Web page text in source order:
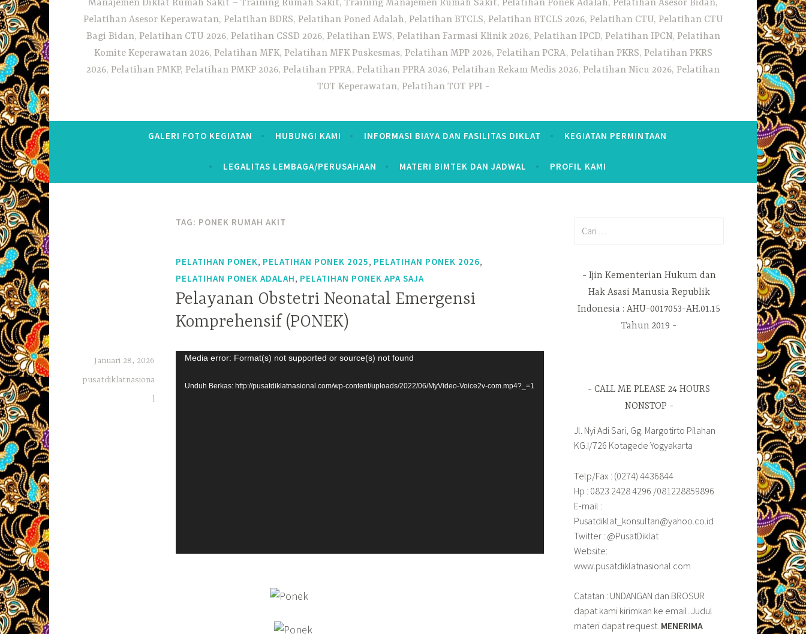
Manajemen Diklat Rumah Sakit – Training Rumah Sakit, Training Manajemen Rumah Sakit, Pelatihan Ponek Adalah, Pelatihan Asesor Bidan,
Pelatihan Asesor Keperawatan, Pelatihan BDRS, Pelatihan Poned Adalah, Pelatihan BTCLS, Pelatihan BTCLS 2026, Pelatihan CTU, Pelatihan CTU
Bagi Bidan, Pelatihan CTU 2026, Pelatihan CSSD 2026, Pelatihan EWS, Pelatihan Farmasi Klinik 2026, Pelatihan IPCD, Pelatihan IPCN, Pelatihan
Komite Keperawatan 2026, Pelatihan MFK, Pelatihan MFK Puskesmas, Pelatihan MPP 2026, Pelatihan PCRA, Pelatihan PKRS, Pelatihan PKRS
2026, Pelatihan PMKP, Pelatihan PMKP 2026, Pelatihan PPRA, Pelatihan PPRA 2026, Pelatihan Rekam Medis 2026, Pelatihan Nicu 2026, Pelatihan
TOT Keperawatan, Pelatihan TOT PPI
GALERI FOTO KEGIATAN HUBUNGI KAMI INFORMASI BIAYA DAN FASILITAS DIKLAT KEGIATAN PERMINTAAN
LEGALITAS LEMBAGA/PERUSAHAAN MATERI BIMTEK DAN JADWAL PROFIL KAMI
TAG: PONEK RUMAH AKIT
PELATIHAN PONEK, PELATIHAN PONEK 2025, PELATIHAN PONEK 2026,
PELATIHAN PONEK ADALAH, PELATIHAN PONEK APA SAJA
Pelayanan Obstetri Neonatal Emergensi
Komprehensif (PONEK)
Januari 28, 2026
pusatdiklatnasiona
l
Pemutar
Media error: Format(s) not supported or source(s) not found
Unduh Berkas: http://pusatdiklatnasional.com/wp-content/uploads/2022/06/MyVideo-Voice2v-com.mp4?_=1
Ijin Kementerian Hukum dan
Hak Asasi Manusia Republik
Indonesia : AHU-0017053-AH.01.15
Tahun 2019
CALL ME PLEASE 24 HOURS
NONSTOP
Jl. Nyi Adi Sari, Gg. Margotirto Pilahan
KG.I/726 Kotagede Yogyakarta
Telp/Fax : (0274) 4436844
Hp : 0823 2428 4296 /081228859896
E-mail :
Pusatdiklat_konsultan@yahoo.co.id
Twitter : @PusatDiklat
Website:
www.pusatdiklatnasional.com
Catatan : UNDANGAN dan BROSUR
dapat kami kirimkan ke email. Judul
materi dapat request. MENERIMA